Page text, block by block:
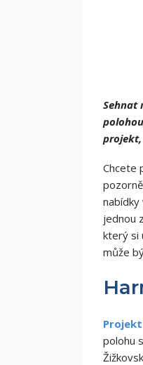
Sehnat
projekt,
Chcete
jednou
který si
může
polohu